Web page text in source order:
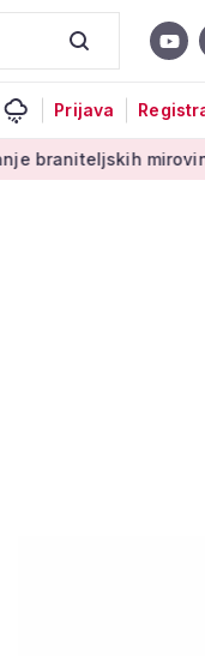
Prijava
mirovina za